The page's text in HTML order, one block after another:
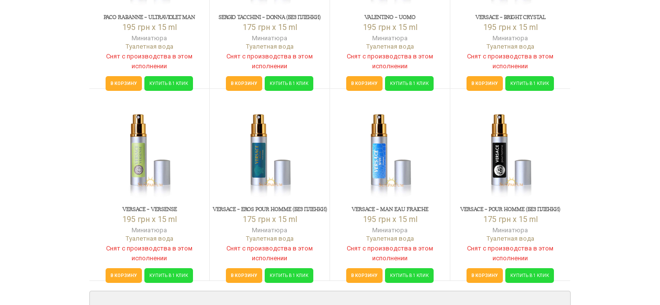
PACO RABANNE - ULTRAVIOLET MAN
195 грн x 15 ml
Миниатюра
Туалетная вода
Снят с производства в этом
исполнении
В КОРЗИНУ КУПИТЬ В 1 КЛИК
SERGIO TACCHINI - DONNA (БЕЗ ПЛЕНКИ)
175 грн x 15 ml
Миниатюра
Туалетная вода
Снят с производства в этом
исполнении
В КОРЗИНУ КУПИТЬ В 1 КЛИК
VALENTINO - UOMO
195 грн x 15 ml
Миниатюра
Туалетная вода
Снят с производства в этом
исполнении
В КОРЗИНУ КУПИТЬ В 1 КЛИК
VERSACE - BRIGHT CRYSTAL
195 грн x 15 ml
Миниатюра
Туалетная вода
Снят с производства в этом
исполнении
В КОРЗИНУ КУПИТЬ В 1 КЛИК
VERSACE - VERSENSE
195 грн x 15 ml
Миниатюра
Туалетная вода
Снят с производства в этом
исполнении
В КОРЗИНУ КУПИТЬ В 1 КЛИК
VERSACE - EROS POUR HOMME (БЕЗ ПЛЕНКИ)
175 грн x 15 ml
Миниатюра
Туалетная вода
Снят с производства в этом
исполнении
В КОРЗИНУ КУПИТЬ В 1 КЛИК
VERSACE - MAN EAU FRAICHE
195 грн x 15 ml
Миниатюра
Туалетная вода
Снят с производства в этом
исполнении
В КОРЗИНУ КУПИТЬ В 1 КЛИК
VERSACE - POUR HOMME (БЕЗ ПЛЕНКИ)
175 грн x 15 ml
Миниатюра
Туалетная вода
Снят с производства в этом
исполнении
В КОРЗИНУ КУПИТЬ В 1 КЛИК